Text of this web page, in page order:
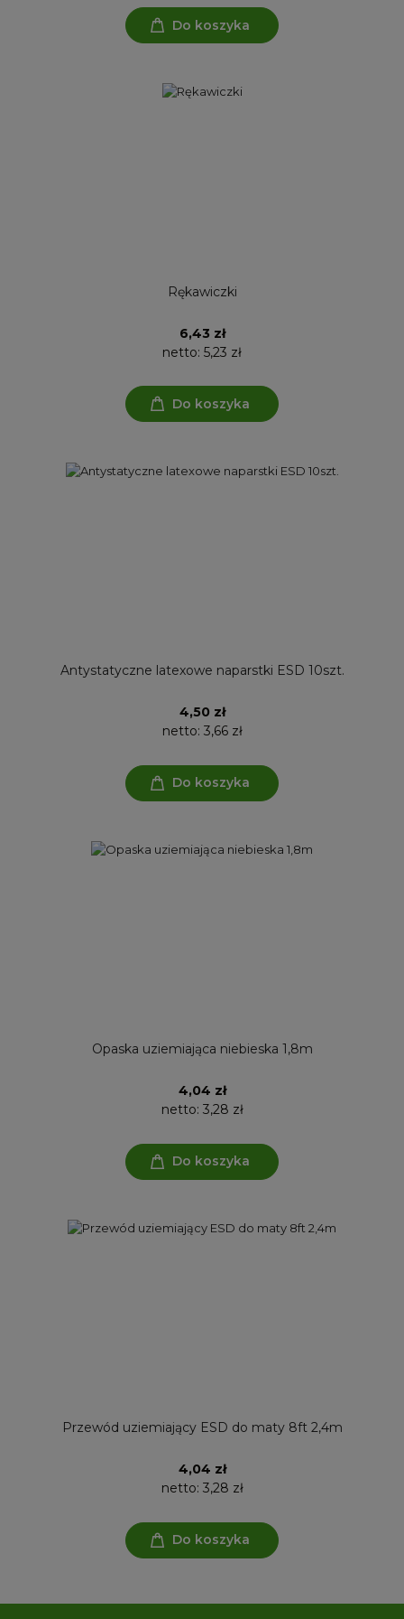
Do koszyka
Rękawiczki
6,43 zł
netto: 5,23 zł
Do koszyka
Antystatyczne latexowe naparstki ESD 10szt.
4,50 zł
netto: 3,66 zł
Do koszyka
Opaska uziemiająca niebieska 1,8m
4,04 zł
netto: 3,28 zł
Do koszyka
Przewód uziemiający ESD do maty 8ft 2,4m
4,04 zł
netto: 3,28 zł
Do koszyka